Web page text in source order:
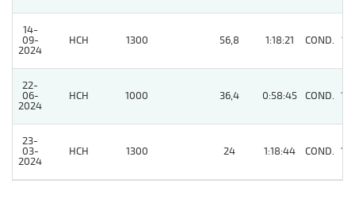
14-
09-
2024
HCH 1300 56,8 1:18:21 COND. 13
22-
06-
2024
HCH 1000 36,4 0:58:45 COND. 10
23-
03-
2024
HCH 1300 24 1:18:44 COND. 10